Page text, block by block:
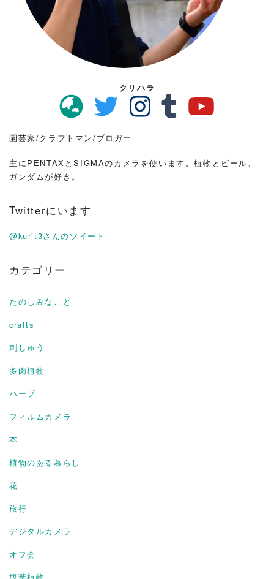
クリハラ
園芸家/クラフトマン/ブロガー
主にPENTAXとSIGMAのカメラを使います。植物とビール、
ガンダムが好き。
Twitterにいます
@kurit3さんのツイート
カテゴリー
たのしみなこと
crafts
刺しゅう
多肉植物
ハーブ
フィルムカメラ
本
植物のある暮らし
花
旅行
デジタルカメラ
オフ会